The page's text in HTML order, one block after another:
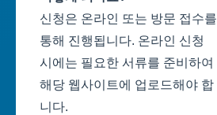
신청은 온라인 또는 방문 접수를
통해 진행됩니다. 온라인 신청
시에는 필요한 서류를 준비하여
해당 웹사이트에 업로드해야 합
니다.